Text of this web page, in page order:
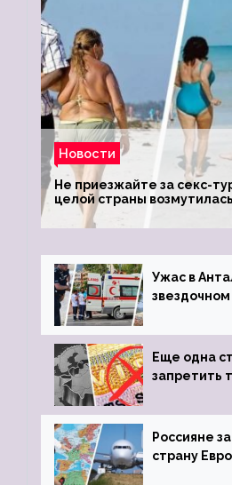
Новости
Не приезжайте за секс-
целой страны
туристки массово едут к
обзавестись молодыми
Ужас в
пистолета
Еще одна
запретить
Россияне
страну